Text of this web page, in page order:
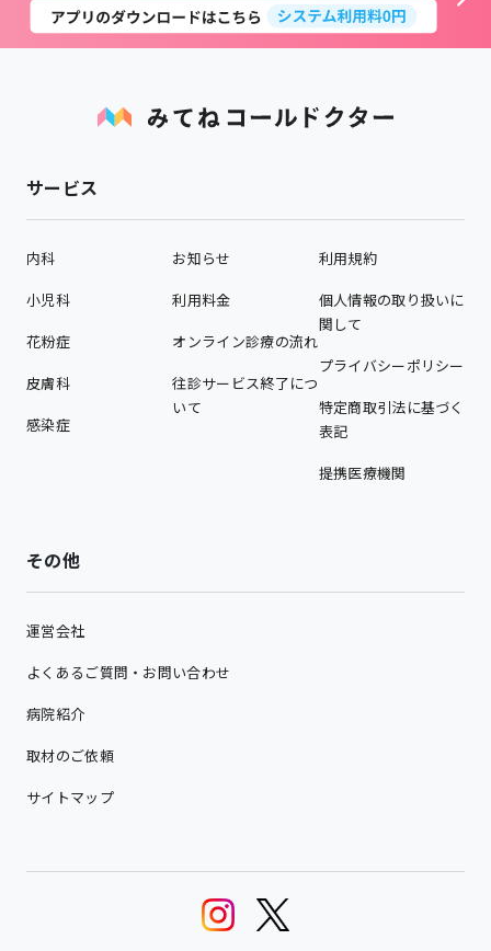
サービス
内科
小児科
花粉症
皮膚科
感染症
お知らせ
利用料金
オンライン診療の流れ
往診サービス終了につ
いて
利用規約
個人情報の取り扱いに
関して
プライバシーポリシー
特定商取引法に基づく
表記
提携医療機関
その他
運営会社
よくあるご質問・お問い合わせ
病院紹介
取材のご依頼
サイトマップ